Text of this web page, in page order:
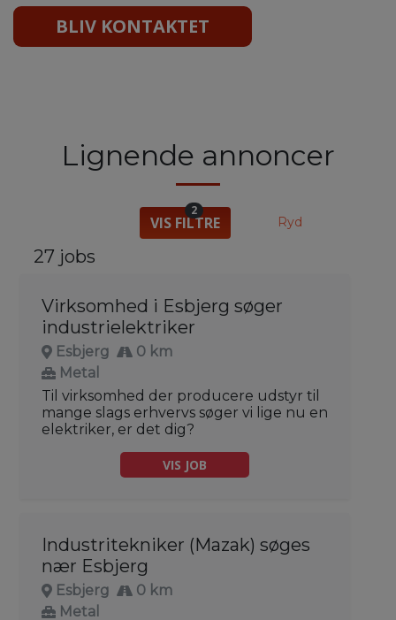
BLIV KONTAKTET
Lignende annoncer
VIS FILTRE
2
Ryd
27 jobs
Virksomhed i Esbjerg søger
industrielektriker
Esbjerg
0 km
Metal
Til virksomhed der producere udstyr til
mange slags erhvervs søger vi lige nu en
elektriker, er det dig?
VIS JOB
Industritekniker (Mazak) søges
nær Esbjerg
Esbjerg
0 km
Metal